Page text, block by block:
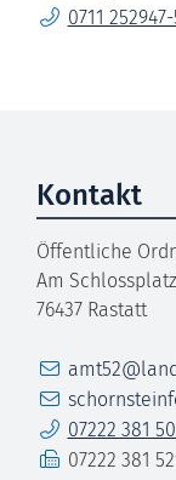
Telefon
0711
Kontakt
Öffentliche
Am
76437 Rastatt
E-Mail
E-Mail
Telefon07222 381
Fax 07222 381